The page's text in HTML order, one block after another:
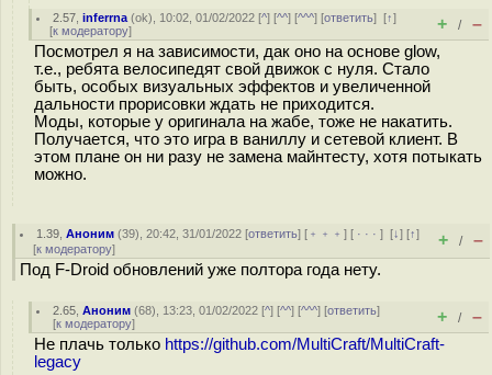
2.57 ,inferrna (ok), 10:02, 01/02/2022 [^] [^^] [^^^] [ответить][↑]
[к модератору] + / –
Посмотрел я на зависимости, дак оно на основе glow,
т.е., ребята велосипедят свой движок с нуля. Стало
быть, особых визуальных эффектов и увеличенной
дальности прорисовки ждать не приходится.
Моды, которые у оригинала на жабе, тоже не накатить.
Получается, что это игра в ваниллу и сетевой клиент. В
этом плане он ни разу не замена майнтесту, хотя потыкать
можно.
1.39 ,Аноним (39), 20:42, 31/01/2022 [ответить] [ ﹢﹢﹢] [ · · ·][↓] [↑]
[к модератору] + / –
Под F-Droid обновлений уже полтора года нету.
2.65 ,Аноним (68), 13:23, 01/02/2022 [^] [^^] [^^^] [ответить]
[к модератору] + / –
Не плачь только https://github.com/MultiCraft/MultiCraft-
legacy